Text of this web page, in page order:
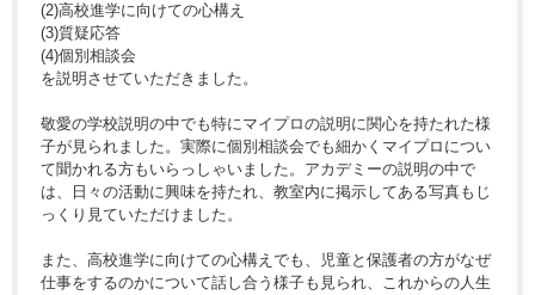
(2)高校進学に向けての心構え
(3)質疑応答
(4)個別相談会
を説明させていただきました。
敬愛の学校説明の中でも特にマイプロの説明に関心を持たれた様
子が見られました。実際に個別相談会でも細かくマイプロについ
て聞かれる方もいらっしゃいました。アカデミーの説明の中で
は、日々の活動に興味を持たれ、教室内に掲示してある写真もじ
っくり見ていただけました。
また、高校進学に向けての心構えでも、児童と保護者の方がなぜ
仕事をするのかについて話し合う様子も見られ、これからの人生